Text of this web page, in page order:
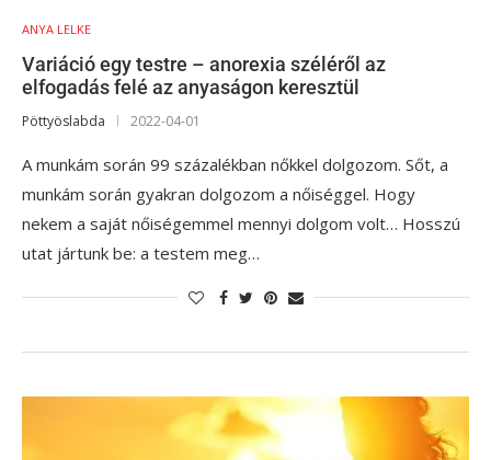
ANYA LELKE
Variáció egy testre – anorexia széléről az
elfogadás felé az anyaságon keresztül
Pöttyöslabda 2022-04-01
A munkám során 99 százalékban nőkkel dolgozom. Sőt, a
munkám során gyakran dolgozom a nőiséggel. Hogy
nekem a saját nőiségemmel mennyi dolgom volt… Hosszú
utat jártunk be: a testem meg…